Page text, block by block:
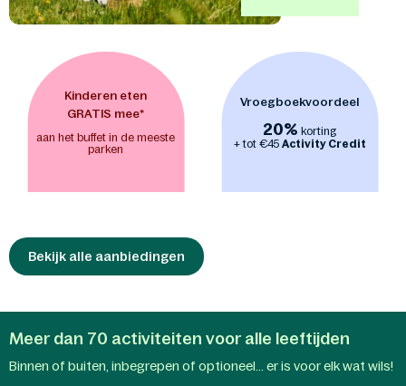
Kinderen eten
GRATIS mee*
aan het buffet in de meeste
parken
Vroegboekvoordeel
20% korting
+ tot €45 Activity Credit
Bekijk alle aanbiedingen
Meer dan 70 activiteiten voor alle leeftijden
Binnen of buiten, inbegrepen of optioneel... er is voor elk wat wils!
Kinderactiviteiten
Aqua